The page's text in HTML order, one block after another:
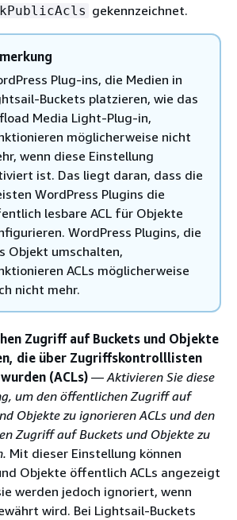
gekennzeichnet.
Plug-ins, die Medien in
Buckets platzieren, wie das
Media Light-Plug-in,
möglicherweise nicht
wenn diese Einstellung
ist. Das liegt daran, dass die
WordPress Plugins die
lesbare ACL für Objekte
WordPress Plugins, die
Objekt umschalten,
ACLs möglicherweise
nicht mehr.
Zugriff auf Buckets und Objekte
die über Zugriffskontrolllisten
(ACLs) — Aktivieren Sie diese
um den öffentlichen Zugriff auf
Objekte zu ignorieren ACLs und den
Zugriff auf Buckets und Objekte zu
Mit dieser Einstellung können
Objekte öffentlich ACLs angezeigt
werden jedoch ignoriert, wenn
wird. Bei Lightsail-Buckets